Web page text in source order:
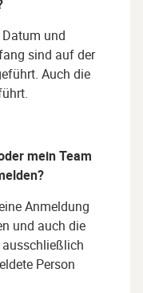
und
sind auf der
Auch die
mein Team
Anmeldung
und auch die
Person